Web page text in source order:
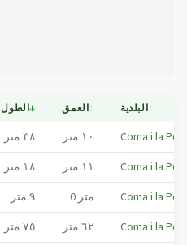
الطول↓ العمق↕ البلدية↕
٣٨ متر ١٠ متر
Coma i la
١٨ متر ١١ متر
Coma i la
٩ متر 0 متر
Coma i la
٧٥ متر ٦٢ متر Coma i la